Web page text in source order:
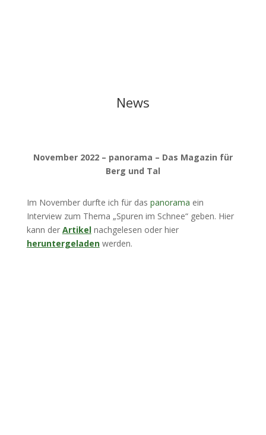
News
November 2022 – panorama – Das Magazin für
Berg und Tal
Im November durfte ich für das panorama ein
Interview zum Thema „Spuren im Schnee“ geben. Hier
kann der Artikel nachgelesen oder hier
heruntergeladenwerden.